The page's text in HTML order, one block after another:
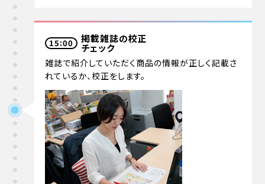
15:00 掲載雑誌の校正
チェック
雑誌で紹介していただく商品の情報が正しく記載さ
れているか、校正をします。